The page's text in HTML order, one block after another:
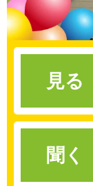
見る
聞く